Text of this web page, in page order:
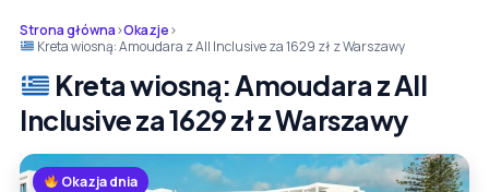
Strona główna›Okazje›
Kreta wiosną: Amoudara z All Inclusive za 1629 zł z Warszawy
Kreta wiosną: Amoudara z All
Inclusive za 1629 zł z Warszawy
Okazja dnia